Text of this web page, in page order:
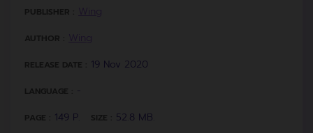
PUBLISHER :
AUTHOR :
RELEASE DATE : 19 Nov 2020
LANGUAGE : -
PAGE : 149 P. SIZE : 52.8 MB.